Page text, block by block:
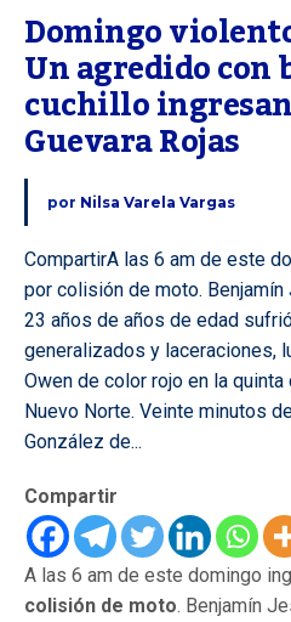
Domingo
Un agredido con
cuchillo
Guevara Rojas
por Nilsa Varela Vargas
CompartirA las 6 am de este
por colisión de moto.
23 años de años de edad
generalizados y laceraciones,
Owen de color rojo en la
Nuevo Norte. Veinte minutos
González de...
Compartir
A las 6 am de este domingo
colisión de moto. Benjamín